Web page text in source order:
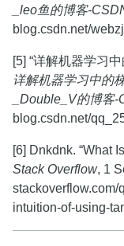
_leo鱼的博客-
blog.csdn.net/
[5] “详解机器学习
详解机器学习中的
_Double_V的博客
blog.csdn.net/
[6] Dnkdnk. “What
Stack Overflow, 1
stackoverflow.com/
intuition-of-using-